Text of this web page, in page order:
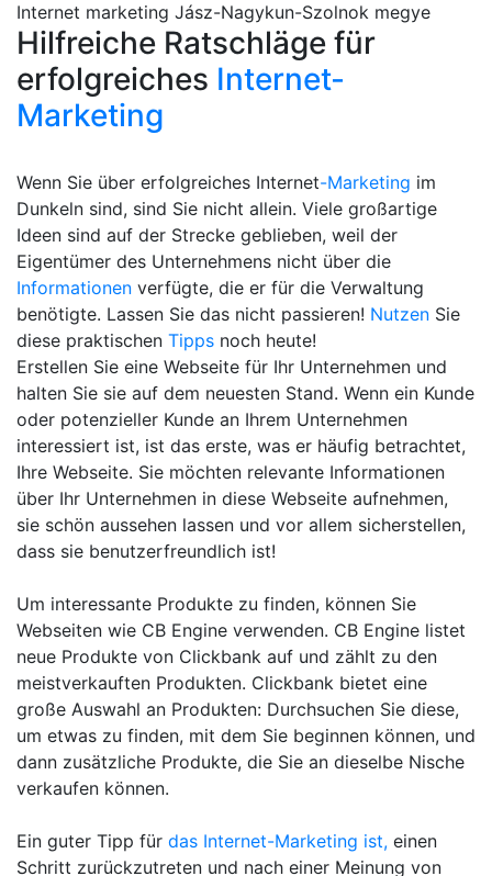
Internet marketing Jász-Nagykun-Szolnok megye
Hilfreiche Ratschläge für
erfolgreiches Internet-
Marketing
Wenn Sie über erfolgreiches Internet-Marketing im
Dunkeln sind, sind Sie nicht allein. Viele großartige
Ideen sind auf der Strecke geblieben, weil der
Eigentümer des Unternehmens nicht über die
Informationen verfügte, die er für die Verwaltung
benötigte. Lassen Sie das nicht passieren! Nutzen Sie
diese praktischen Tipps noch heute!
Erstellen Sie eine Webseite für Ihr Unternehmen und
halten Sie sie auf dem neuesten Stand. Wenn ein Kunde
oder potenzieller Kunde an Ihrem Unternehmen
interessiert ist, ist das erste, was er häufig betrachtet,
Ihre Webseite. Sie möchten relevante Informationen
über Ihr Unternehmen in diese Webseite aufnehmen,
sie schön aussehen lassen und vor allem sicherstellen,
dass sie benutzerfreundlich ist!
Um interessante Produkte zu finden, können Sie
Webseiten wie CB Engine verwenden. CB Engine listet
neue Produkte von Clickbank auf und zählt zu den
meistverkauften Produkten. Clickbank bietet eine
große Auswahl an Produkten: Durchsuchen Sie diese,
um etwas zu finden, mit dem Sie beginnen können, und
dann zusätzliche Produkte, die Sie an dieselbe Nische
verkaufen können.
Ein guter Tipp für das Internet-Marketing ist, einen
Schritt zurückzutreten und nach einer Meinung von